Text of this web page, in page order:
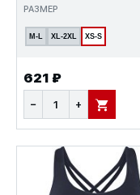
РАЗМЕР
M-L XL-2XL XS-S
621 ₽
− + В